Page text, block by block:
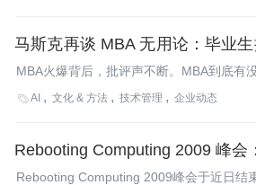
马斯克再谈 MBA 无用论：毕业生
懂怎么带领企业成功
MBA火爆背后，批评声不断。MBA到底有
AI 文化 & 方法 技术管理 企业动态
Rebooting Computing 2009 峰会
Rebooting Computing 2009峰会于近日结